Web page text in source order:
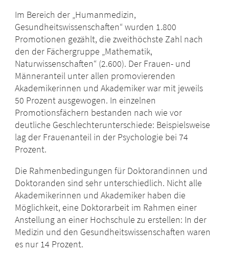
Im Bereich der „Humanmedizin,
Gesundheitswissenschaften“ wurden 1.800
Promotionen gezählt, die zweithöchste Zahl nach
den der Fächergruppe „Mathematik,
Naturwissenschaften“ (2.600). Der Frauen- und
Männeranteil unter allen promovierenden
Akademikerinnen und Akademiker war mit jeweils
50 Prozent ausgewogen. In einzelnen
Promotionsfächern bestanden nach wie vor
deutliche Geschlechterunterschiede: Beispielsweise
lag der Frauenanteil in der Psychologie bei 74
Prozent.
Die Rahmenbedingungen für Doktorandinnen und
Doktoranden sind sehr unterschiedlich. Nicht alle
Akademikerinnen und Akademiker haben die
Möglichkeit, eine Doktorarbeit im Rahmen einer
Anstellung an einer Hochschule zu erstellen: In der
Medizin und den Gesundheitswissenschaften waren
es nur 14 Prozent.